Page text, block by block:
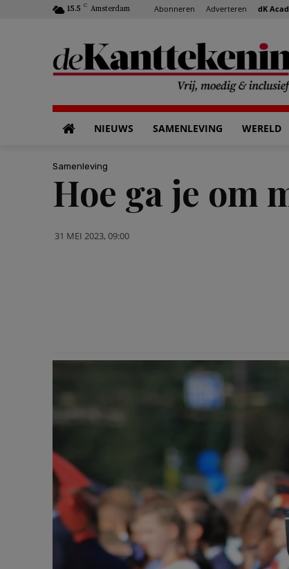
15.5 C Amsterdam Abonneren Adverteren dK
NIEUWS SAMENLEVING WERELD
Samenleving
Hoe ga je om
31 MEI 2023, 09:00